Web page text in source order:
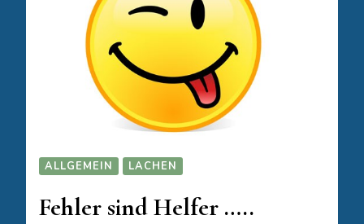
ALLGEMEIN LACHEN
Fehler sind Helfer …..